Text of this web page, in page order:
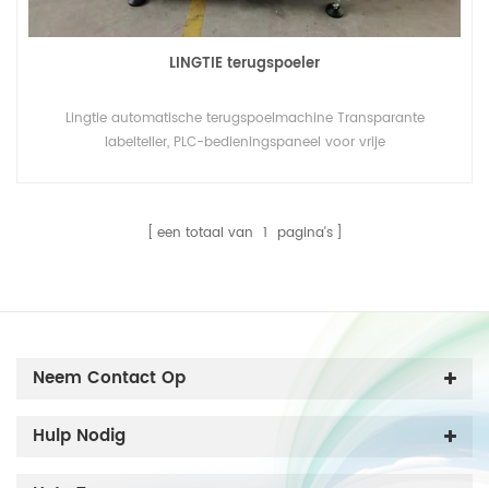
LINGTIE terugspoeler
Lingtie automatische terugspoelmachine Transparante
labelteller, PLC-bedieningspaneel voor vrije
een totaal van 1 pagina's
Neem Contact Op
Hulp Nodig